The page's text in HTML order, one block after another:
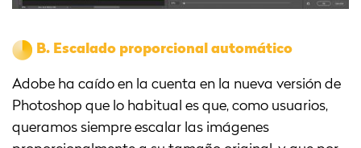
B. Escalado proporcional automático
Adobe ha caído en la cuenta en la nueva versión de
Photoshop que lo habitual es que, como usuarios,
queramos siempre escalar las imágenes